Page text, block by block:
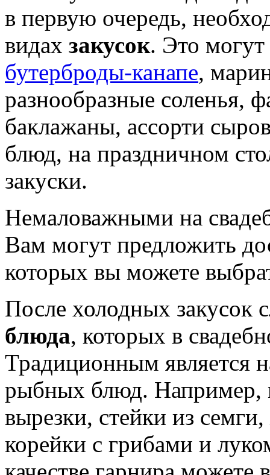
в первую очередь,
видах закусок. Это
бутерброды-канапе,
разнообразные соленья,
баклажаны, ассорти
блюд, на праздничном
закуски.
Немаловажными на
Вам могут предложить
которых вы можете
После холодных закусок
блюда, которых в
Традиционным является
рыбных блюд. Например,
вырезки, стейки из
корейки с грибами и